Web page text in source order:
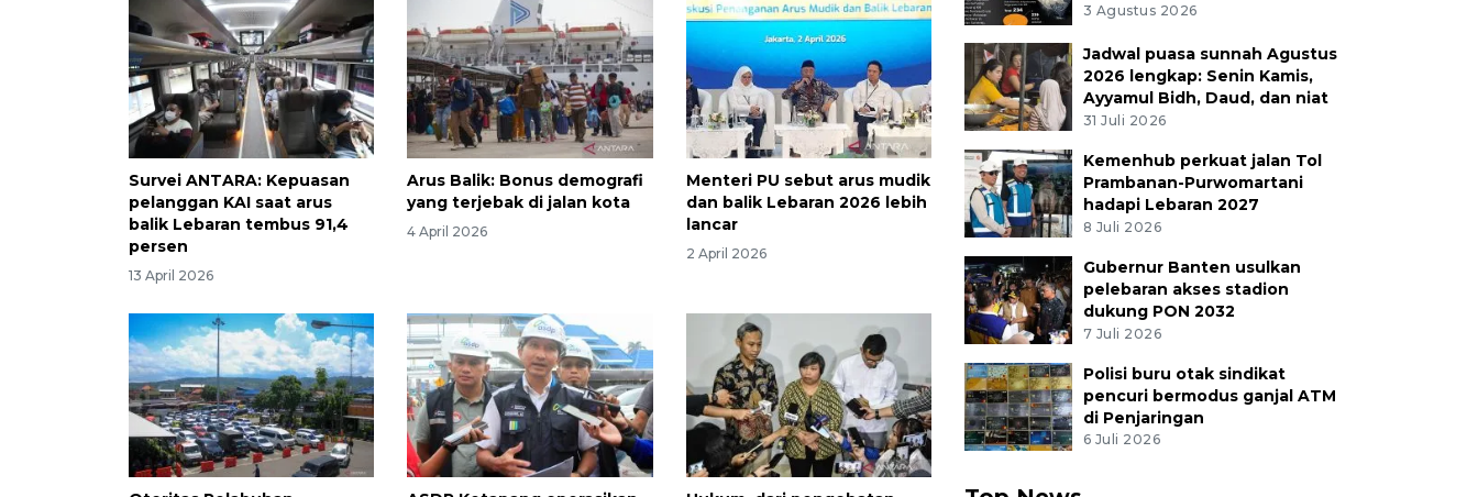
Survei ANTARA: Kepuasan
pelanggan KAI saat arus
balik Lebaran tembus 91,4
persen
13 April 2026
Arus Balik: Bonus demografi
yang terjebak di jalan kota
4 April 2026
Menteri PU sebut arus mudik
dan balik Lebaran 2026 lebih
lancar
2 April 2026
3 Agustus 2026
Jadwal puasa sunnah Agustus
2026 lengkap: Senin Kamis,
Ayyamul Bidh, Daud, dan niat
31 Juli 2026
Kemenhub perkuat jalan Tol
Prambanan-Purwomartani
hadapi Lebaran 2027
8 Juli 2026
Gubernur Banten usulkan
pelebaran akses stadion
dukung PON 2032
7 Juli 2026
Polisi buru otak sindikat
pencuri bermodus ganjal ATM
di Penjaringan
6 Juli 2026